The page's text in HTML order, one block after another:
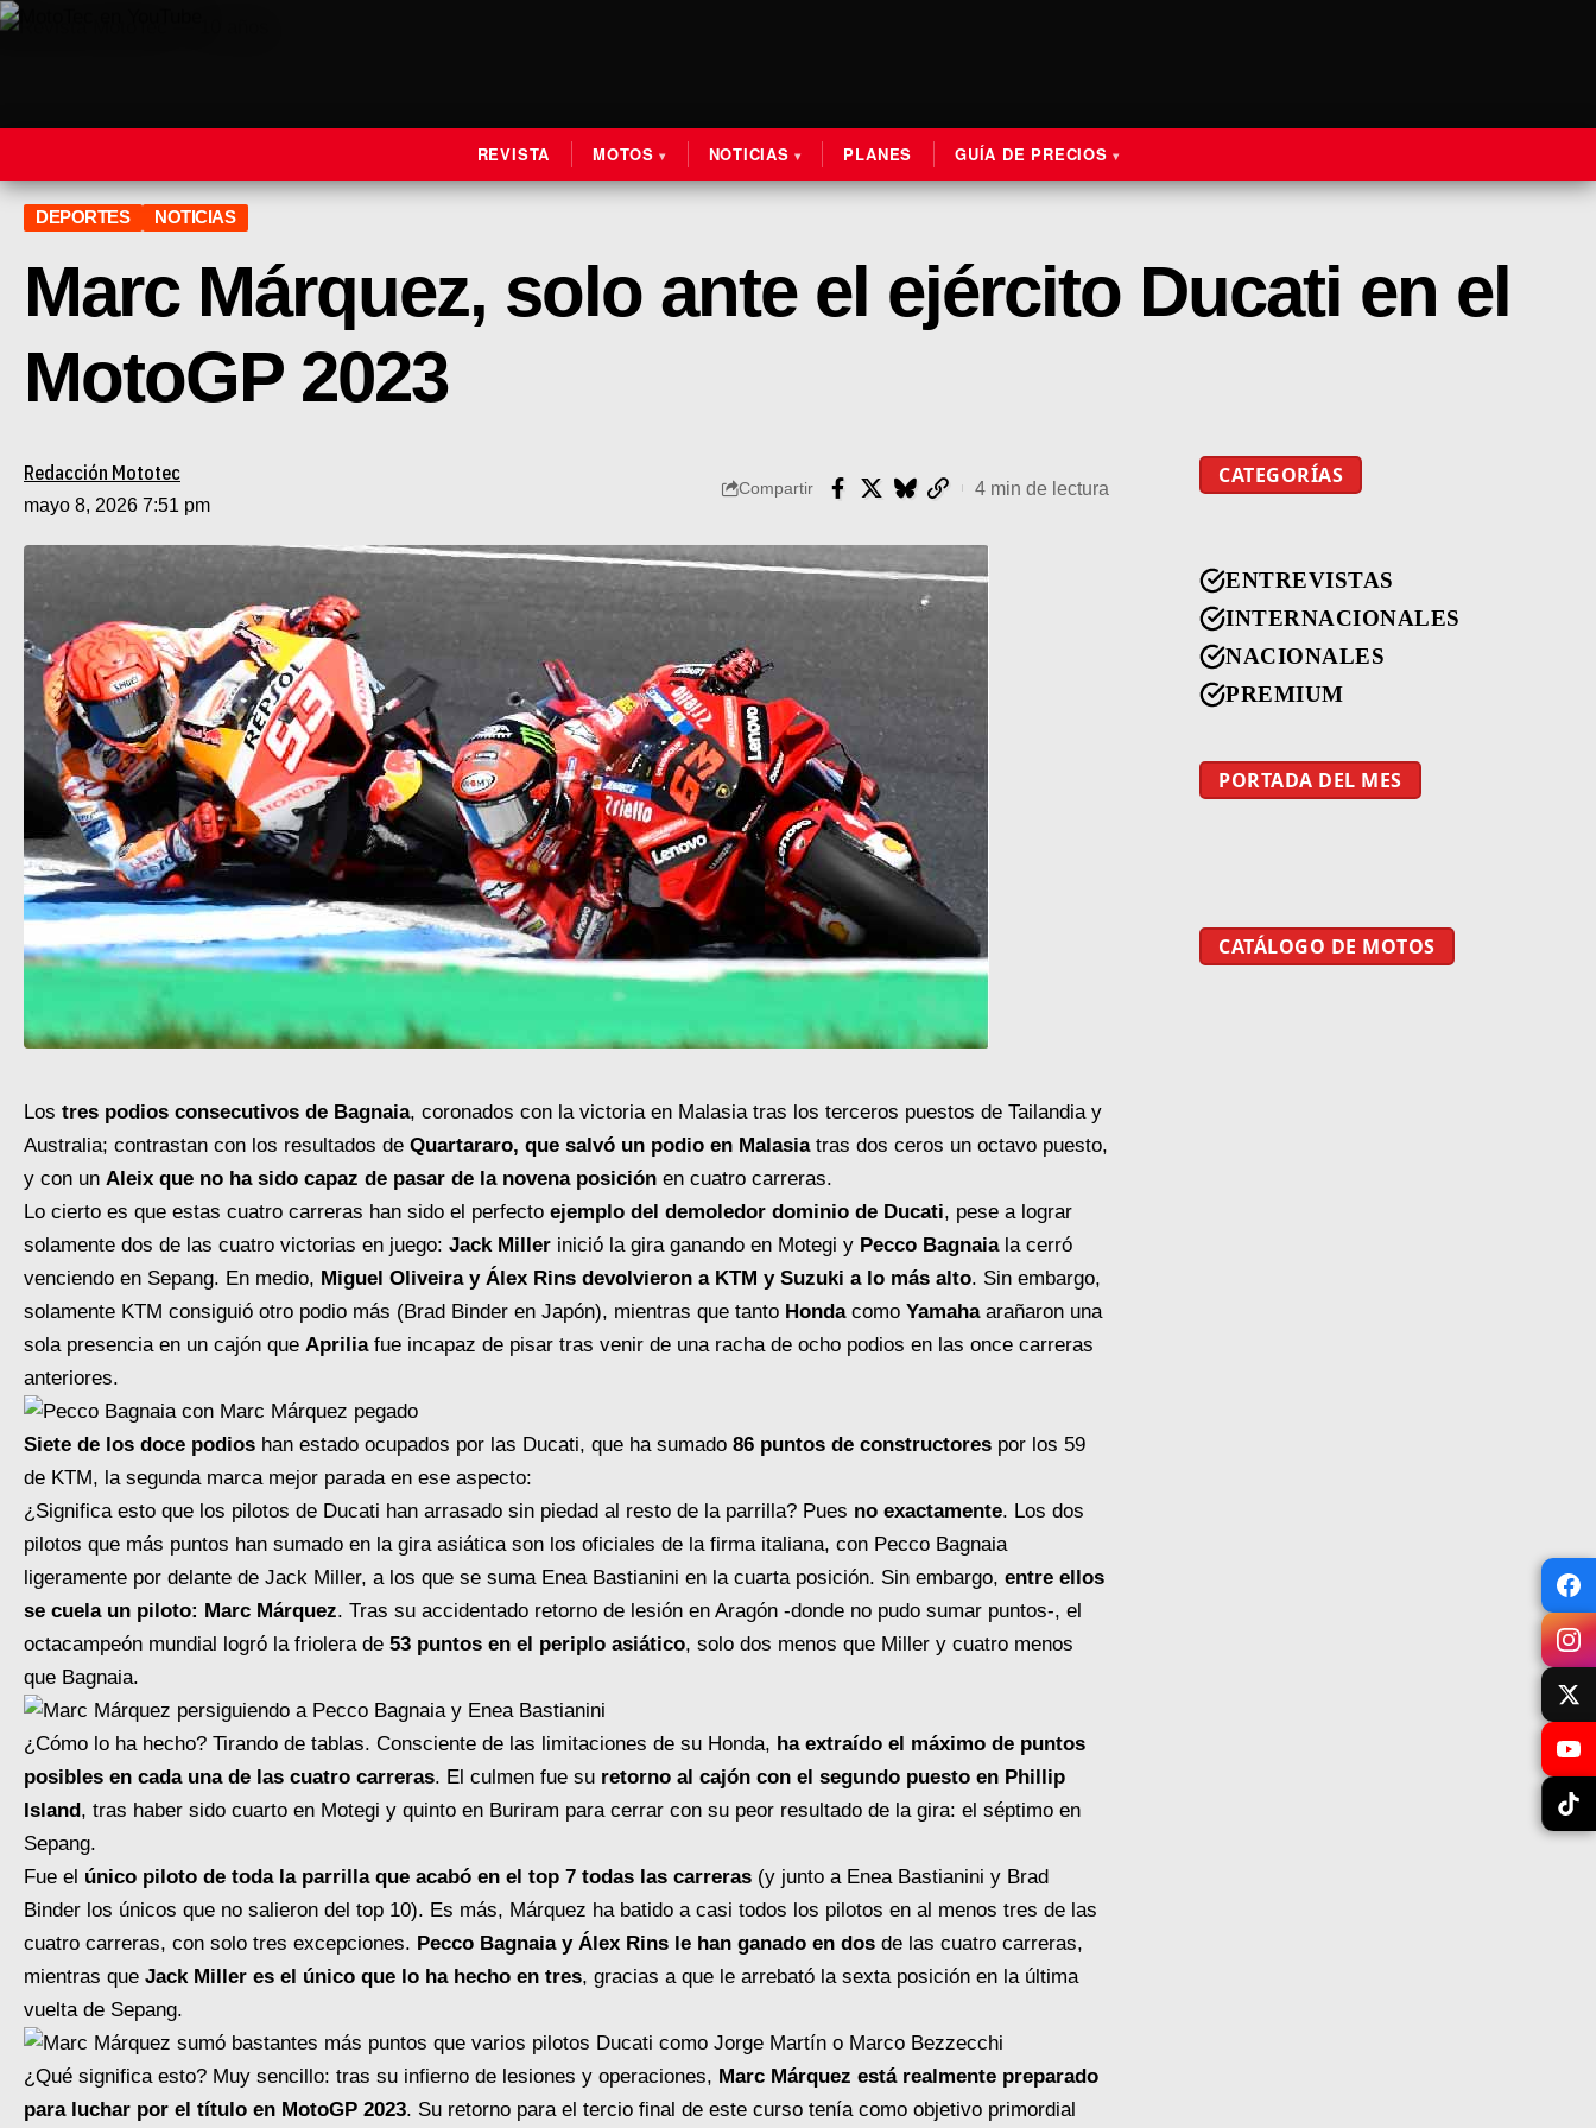
REVISTA MOTOS NOTICIAS PLANES GUÍA DE PRECIOS
DEPORTES NOTICIAS
Marc Márquez, solo ante el ejército Ducati en el
MotoGP 2023
mayo 8, 2026 7:51 pm
Redacción Mototec
Compartir 4 min de lectura
Los tres podios consecutivos de Bagnaia, coronados con la victoria en Malasia tras los terceros puestos de Tailandia y
Australia; contrastan con los resultados de Quartararo, que salvó un podio en Malasiatras dos ceros un octavo puesto,
y con un Aleix que no ha sido capaz de pasar de la novena posición en cuatro carreras.
Lo cierto es que estas cuatro carreras han sido el perfecto ejemplo del demoledor dominio de Ducati, pese a lograr
solamente dos de las cuatro victorias en juego: Jack Miller inició la gira ganando en Motegi y Pecco Bagnaiala cerró
venciendo en Sepang. En medio, Miguel Oliveira y Álex Rins devolvieron a KTM y Suzuki a lo más alto. Sin embargo,
solamente KTM consiguió otro podio más (Brad Binder en Japón), mientras que tanto Honda como Yamaha arañaron una
sola presencia en un cajón que Aprilia fue incapaz de pisar tras venir de una racha de ocho podios en las once carreras
anteriores.
Siete de los doce podios han estado ocupados por las Ducati, que ha sumado 86 puntos de constructores por los 59
de KTM, la segunda marca mejor parada en ese aspecto:
¿Significa esto que los pilotos de Ducati han arrasado sin piedad al resto de la parrilla? Pues no exactamente. Los dos
pilotos que más puntos han sumado en la gira asiática son los oficiales de la firma italiana, con Pecco Bagnaia
ligeramente por delante de Jack Miller, a los que se suma Enea Bastianini en la cuarta posición. Sin embargo, entre ellos
se cuela un piloto: Marc Márquez. Tras su accidentado retorno de lesión en Aragón -donde no pudo sumar puntos-, el
octacampeón mundial logró la friolera de 53 puntos en el periplo asiático, solo dos menos que Miller y cuatro menos
que Bagnaia.
¿Cómo lo ha hecho? Tirando de tablas. Consciente de las limitaciones de su Honda, ha extraído el máximo de puntos
posibles en cada una de las cuatro carreras. El culmen fue su retorno al cajón con el segundo puesto en Phillip
Island, tras haber sido cuarto en Motegi y quinto en Buriram para cerrar con su peor resultado de la gira: el séptimo en
Sepang.
Fue el único piloto de toda la parrilla que acabó en el top 7 todas las carreras (y junto a Enea Bastianini y Brad
Binder los únicos que no salieron del top 10). Es más, Márquez ha batido a casi todos los pilotos en al menos tres de las
cuatro carreras, con solo tres excepciones. Pecco Bagnaia y Álex Rins le han ganado en dos de las cuatro carreras,
mientras que Jack Miller es el único que lo ha hecho en tres, gracias a que le arrebató la sexta posición en la última
vuelta de Sepang.
¿Qué significa esto? Muy sencillo: tras su infierno de lesiones y operaciones, Marc Márquez está realmente preparado
para luchar por el título en MotoGP 2023. Su retorno para el tercio final de este curso tenía como objetivo primordial
CATEGORÍAS
ENTREVISTAS
INTERNACIONALES
NACIONALES
PREMIUM
PORTADA DEL MES
CATÁLOGO DE MOTOS